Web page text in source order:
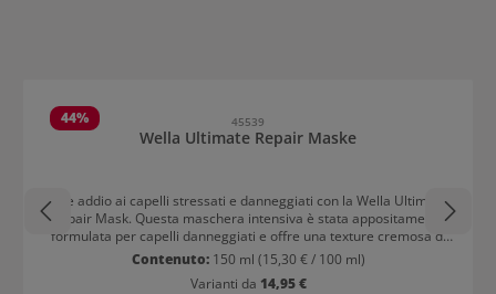
44% 45539
Wella Ultimate Repair Maske
Dite addio ai capelli stressati e danneggiati con la Wella Ultimate
Repair Mask. Questa maschera intensiva è stata appositamente
formulata per capelli danneggiati e offre una texture cremosa di
lusso che ripara i capelli dall'interno e dall'esterno. Wella Ultimate
Repair Mask: Riparazione mirata dei danni ai capelli con formula
Contenuto: 150 ml (15,30 € / 100 ml)
Varianti da 14,95 €